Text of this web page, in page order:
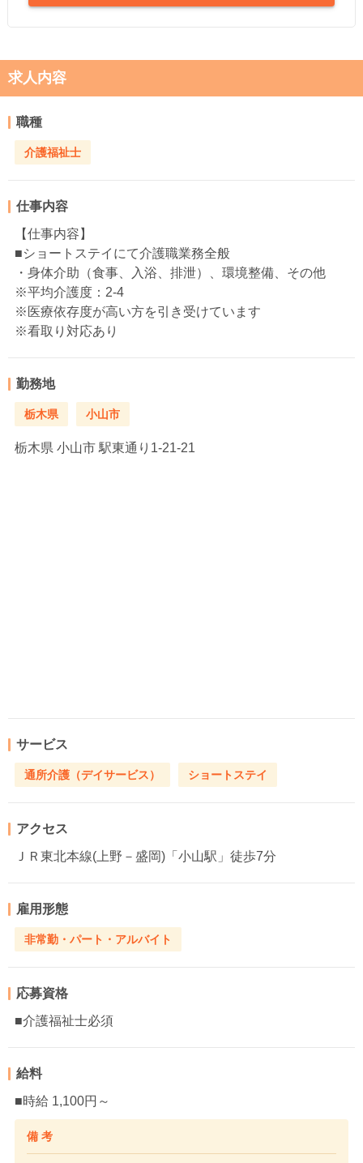
求人内容
職種
介護福祉士
仕事内容
【仕事内容】
■ショートステイにて介護職業務全般
・身体介助（食事、入浴、排泄）、環境整備、その他
※平均介護度：2-4
※医療依存度が高い方を引き受けています
※看取り対応あり
勤務地
栃木県 小山市
栃木県 小山市 駅東通り1-21-21
サービス
通所介護（デイサービス） ショートステイ
アクセス
ＪＲ東北本線(上野－盛岡)「小山駅」徒歩7分
雇用形態
非常勤・パート・アルバイト
応募資格
■介護福祉士必須
給料
■時給 1,100円～
備 考